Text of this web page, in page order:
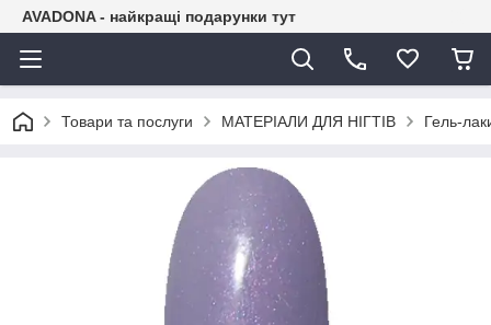
AVADONA - найкращі подарунки тут
Товари та послуги МАТЕРІАЛИ ДЛЯ НІГТІВ Гель-